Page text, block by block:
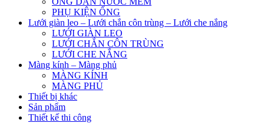
PHỤ KIỆN ỐNG
Lưới giàn leo – Lưới chắn côn trùng – Lưới che nắng
LƯỚI GIÀN LEO
LƯỚI CHẮN CÔN TRÙNG
LƯỚI CHE NẮNG
Màng kính – Màng phủ
MÀNG KÍNH
MÀNG PHỦ
Thiết bị khác
Sản phẩm
Thiết kế thi công